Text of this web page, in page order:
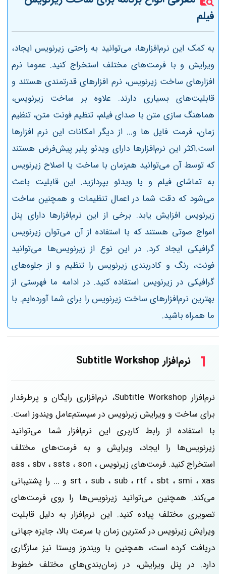
فیلم
به کمک این نرم‌افزارها، می‌توانید به راحتی زیرنویس ایجاد،
ویرایش و با فرمت‌های مختلف استخراج کنید. عموما نرم
‌افزارهای ساخت زیرنویس، نرم ‌افزارهای قدرتمندی هستند و
قابلیت‌های بسیاری دارند. علاوه بر ساخت زیرنویس،
هماهنگ ‌سازی متن با صدای فیلم، تنظیم فونت متن، تنظیم
زمان، فرمت فایل‌ ها و... از دیگر امکانات این نرم ‌افزارها
است.اکثر این نرم‌افزارها دارای ویدئو پلیر پیش‌فرض هستند
که توسط آن می‌توانید هم‌زمان با ساخت یا اصلاح زیرنویس
به تماشای فیلم و یا ویدئو بپردازید. این قابلیت باعث
می‌شود که دقت شما در اعمال تنظیمات و همچنین ساخت
زیرنویس افزایش یابد. برخی از این نرم‌افزارها دارای پنل
امواج صوتی هستند که با استفاده از آن می‌توان زیرنویس‌
گرافیکی ایجاد کرد. در این نوع از زیرنویس‌ها می‌توانید
فونت، رنگ و کادربندی زیرنویس را تنظیم و از جلوه‌های
گرافیکی در زیرنویس استفاده کنید. در ادامه ما فهرستی از
بهترین نرم‌افزارهای ساخت زیرنویس را برای شما آورده‌ایم. با
ما همراه باشید.
نرم‌افزار Subtitle Workshop
نرم‌افزار Subtitle Workshop، نرم‌افزاری رایگان و پرطرفدار
برای ساخت و ویرایش زیرنویس در سیستم‌عامل ویندوز است.
با استفاده از رابط کاربری این نرم‌افزار شما می‌توانید
زیرنویس‌ها را ایجاد، ویرایش و به فرمت‌های مختلف
استخراج کنید. فرمت‌های زیرنویس ass ، sbv ، ssts ، son ،
srt ، sub ، sub ، rtf ، sbt ، smi ، xas و ... را پشتیبانی
می‌کند. همچنین می‌توانید زیرنویس‌ها را روی فرمت‌های
تصویری مختلف پیاده کنید. این نرم‌افزار به دلیل قابلیت
ویرایش زیرنویس در کمترین زمان با سرعت بالا، جایزه جهانی
دریافت کرده است، همچنین با ویندوز ویستا نیز سازگاری
دارد. در پنل ویرایش، در زمان‌بندی‌های مختلف خطوط